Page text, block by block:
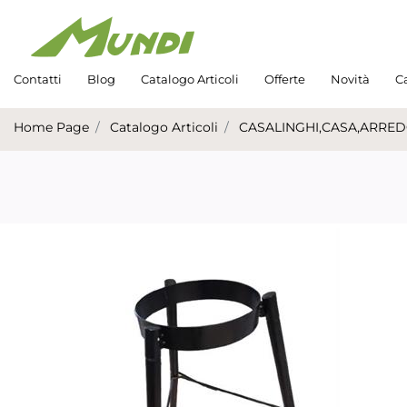
Contatti Blog Catalogo Articoli Offerte Novità
Home Page Catalogo Articoli